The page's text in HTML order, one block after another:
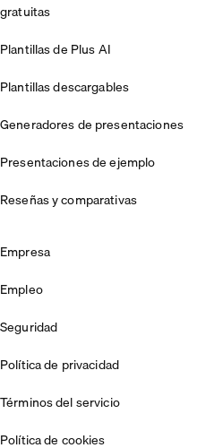
gratuitas
Plantillas de Plus AI
Plantillas descargables
Generadores de presentaciones
Presentaciones de ejemplo
Reseñas y comparativas
Empresa
Empleo
Seguridad
Política de privacidad
Términos del servicio
Política de cookies